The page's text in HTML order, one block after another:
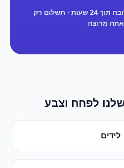
🔒 בלי התחייבות · תשובה תוך 24 שעות · תשלום רק
מרוצה
לפחח וצבע
לידים